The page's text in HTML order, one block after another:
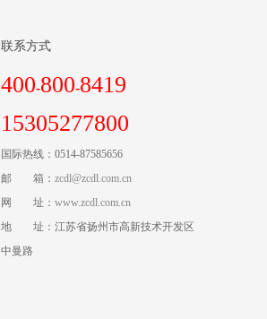
联系方式
400-800-8419
15305277800
国际热线：0514-87585656
邮 箱： zcdl@zcdl.com.cn
网 址： www.zcdl.com.cn
地 址：江苏省扬州市高新技术开发区
中曼路